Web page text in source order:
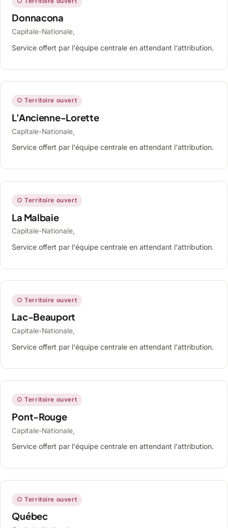
Donnacona
Capitale-Nationale,
Service offert par l'équipe centrale en attendant l'attribution.
○ Territoire ouvert
L'Ancienne-Lorette
Capitale-Nationale,
Service offert par l'équipe centrale en attendant l'attribution.
○ Territoire ouvert
La Malbaie
Capitale-Nationale,
Service offert par l'équipe centrale en attendant l'attribution.
○ Territoire ouvert
Lac-Beauport
Capitale-Nationale,
Service offert par l'équipe centrale en attendant l'attribution.
○ Territoire ouvert
Pont-Rouge
Capitale-Nationale,
Service offert par l'équipe centrale en attendant l'attribution.
○ Territoire ouvert
Québec